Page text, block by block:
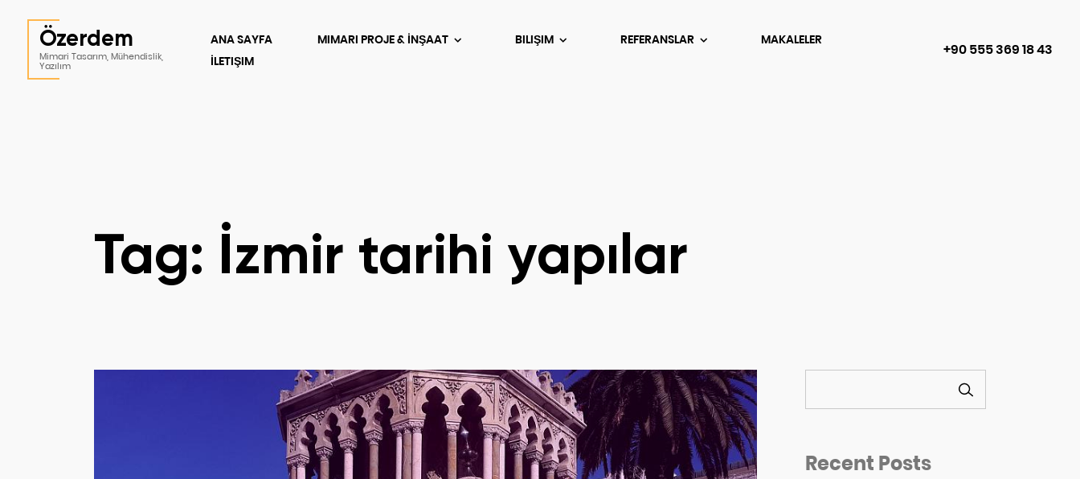
Özerdem
Mimari Tasarım, Mühendislik,
Yazılım
ANA SAYFA MIMARI PROJE & İNŞAAT BILIŞIM REFERANSLAR
MAKALELER
İLETIŞIM
+90 555 369 18 43
Tag: İzmir tarihi yapılar
Recent Posts